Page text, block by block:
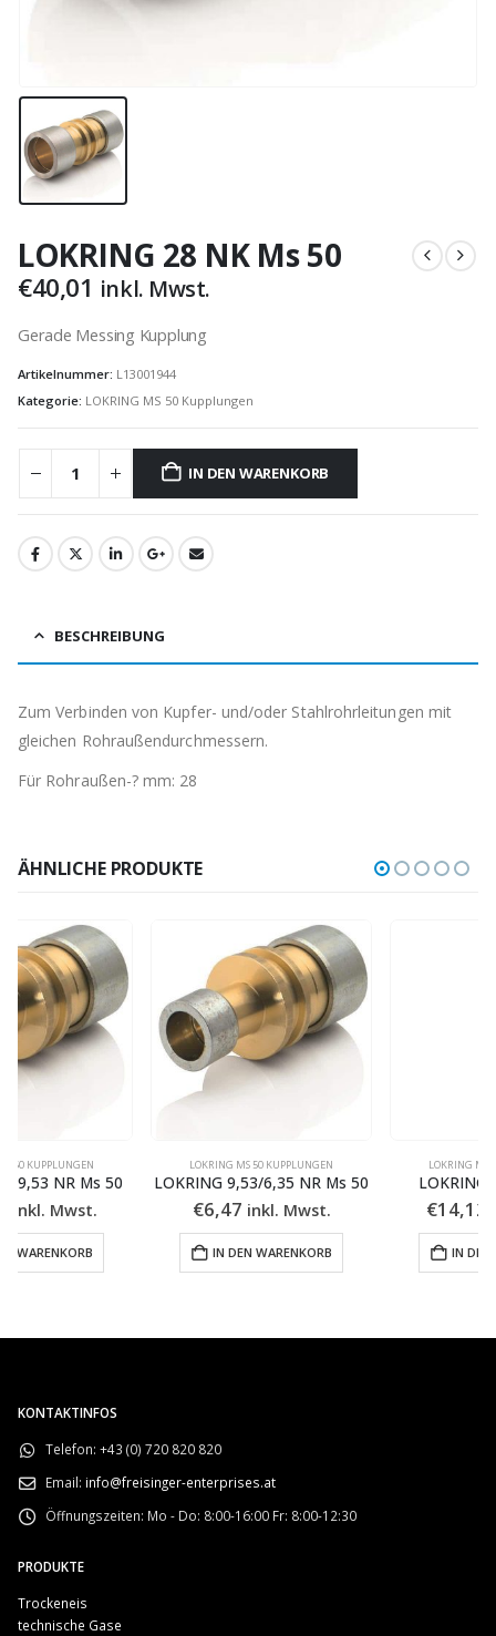
LOKRING 28 NK Ms 50
€40,01 inkl. Mwst.
Gerade Messing Kupplung
Artikelnummer: L13001944
Kategorie: LOKRING MS 50 Kupplungen
IN DEN WARENKORB
BESCHREIBUNG
Zum Verbinden von Kupfer- und/oder Stahlrohrleitungen mit
gleichen Rohraußendurchmessern.
Für Rohraußen-? mm: 28
ÄHNLICHE PRODUKTE
LOKRING MS 50 KUPPLUNGEN
LOKRING 9,53/6,35 NR Ms 50
€6,47 inkl. Mwst.
IN DEN WARENKORB
LOKRING MS 50 KUPPLUNGEN
LOKRING 16 NK Ms 50
€14,12 inkl. Mwst.
IN DEN WARENKORB
KONTAKTINFOS
Telefon: +43 (0) 720 820 820
Email: info@freisinger-enterprises.at
Öffnungszeiten: Mo - Do: 8:00-16:00 Fr: 8:00-12:30
PRODUKTE
Trockeneis
technische Gase